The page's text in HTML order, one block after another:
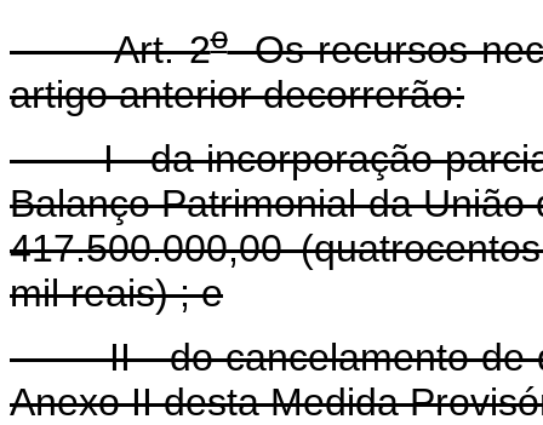
Art. 2oOs recursos
artigo anterior decorrerão:
I - da incorporação parcial
Balanço Patrimonial da
417.500.000,00
mil reais) ; e
II - do cancelamento de
Anexo II desta Medida